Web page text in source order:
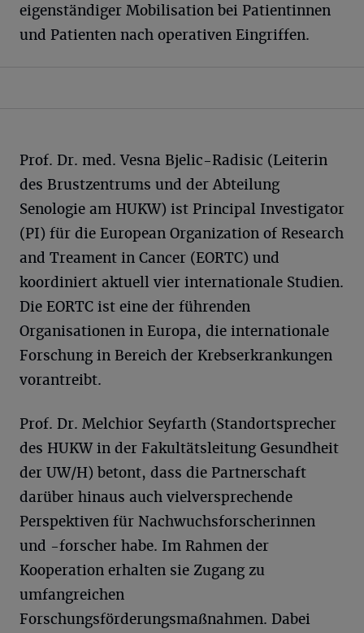
eigenständiger Mobilisation bei Patientinnen
und Patienten nach operativen Eingriffen.
Prof. Dr. med. Vesna Bjelic-Radisic (Leiterin
des Brustzentrums und der Abteilung
Senologie am HUKW) ist Principal Investigator
(PI) für die European Organization of Research
and Treament in Cancer (EORTC) und
koordiniert aktuell vier internationale Studien.
Die EORTC ist eine der führenden
Organisationen in Europa, die internationale
Forschung in Bereich der Krebserkrankungen
vorantreibt.
Prof. Dr. Melchior Seyfarth (Standortsprecher
des HUKW in der Fakultätsleitung Gesundheit
der UW/H) betont, dass die Partnerschaft
darüber hinaus auch vielversprechende
Perspektiven für Nachwuchsforscherinnen
und -forscher habe. Im Rahmen der
Kooperation erhalten sie Zugang zu
umfangreichen
Forschungsförderungsmaßnahmen. Dabei